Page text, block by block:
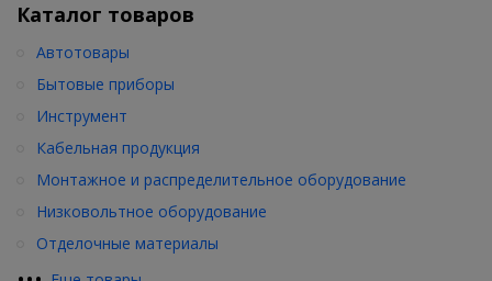
Каталог товаров
Автотовары
Бытовые приборы
Инструмент
Кабельная продукция
Монтажное и распределительное оборудование
Низковольтное оборудование
Отделочные материалы